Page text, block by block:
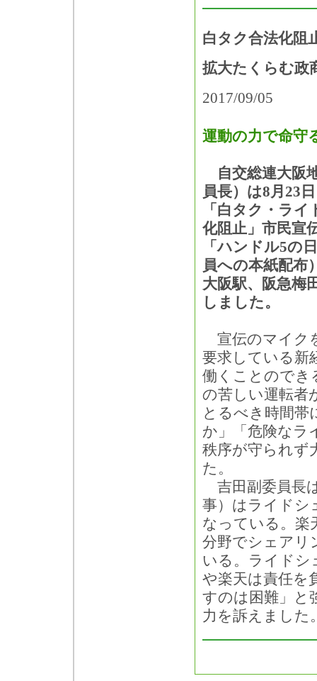
白タク合法化阻
拡大たくらむ政
2017/09/05
運動の力で命守
自交総連大阪
員長）は8月23
「白タク・ラ
化阻止」市民宣
「ハンドル5の
員への本紙配布
大阪駅、阪急梅
しました。
宣伝のマイク
要求している新
働くことのでき
の苦しい運転者
とるべき時間帯
か」「危険なラ
秩序が守られず
た。
吉田副委員長
事）はライドシ
なっている。楽
分野でシェアリ
いる。ライドシ
や楽天は責任を
すのは困難」と
力を訴えました